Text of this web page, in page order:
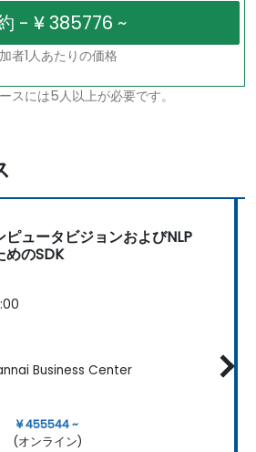
者1人あたりの価格
スには5人以上が必要です。
ピュータビジョンおよびNLP
めのSDK
Business Center
¥ 455544 ~
(オンライン)